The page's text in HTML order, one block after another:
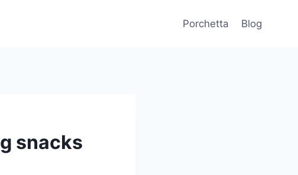
Porchetta Blog
snacks